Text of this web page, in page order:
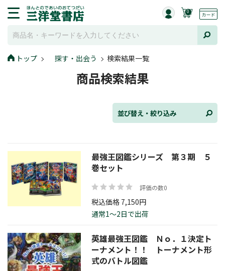
0
トップ 探す・出会う 検索結果一覧
商品検索結果
並び替え・絞り込み
並び替え
在庫状況
価格帯
最強王図鑑シリーズ 第３期 ５
巻セット
評価の数0
税込価格 7,150円
通常1～2日で出荷
英雄最強王図鑑 Ｎｏ．１決定ト
ーナメント！！ トーナメント形
式のバトル図鑑